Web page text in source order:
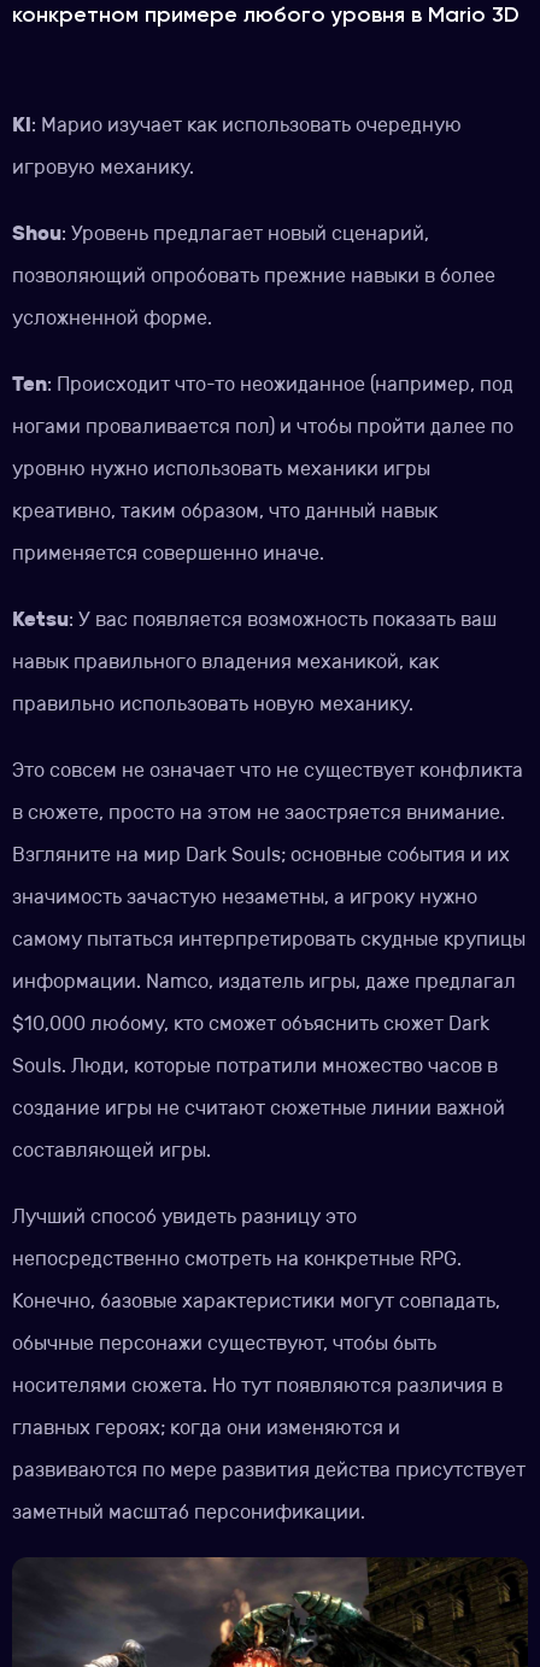
конкретном примере любого уровня в Mario 3D
Ki : Марио изучает как использовать очередную
игровую механику.
Shou: Уровень предлагает новый сценарий,
позволяющий опробовать прежние навыки в более
усложненной форме.
Ten: Происходит что-то неожиданное (например, под
ногами проваливается пол) и чтобы пройти далее по
уровню нужно использовать механики игры
креативно, таким образом, что данный навык
применяется совершенно иначе.
Ketsu: У вас появляется возможность показать ваш
навык правильного владения механикой, как
правильно использовать новую механику.
Это совсем не означает что не существует конфликта
в сюжете, просто на этом не заостряется внимание.
Взгляните на мир Dark Souls; основные события и их
значимость зачастую незаметны, а игроку нужно
самому пытаться интерпретировать скудные крупицы
информации. Namco, издатель игры, даже предлагал
$10,000 любому, кто сможет объяснить сюжет Dark
Souls. Люди, которые потратили множество часов в
создание игры не считают сюжетные линии важной
составляющей игры.
Лучший способ увидеть разницу это
непосредственно смотреть на конкретные RPG.
Конечно, базовые характеристики могут совпадать,
обычные персонажи существуют, чтобы быть
носителями сюжета. Но тут появляются различия в
главных героях; когда они изменяются и
развиваются по мере развития действа присутствует
заметный масштаб персонификации.